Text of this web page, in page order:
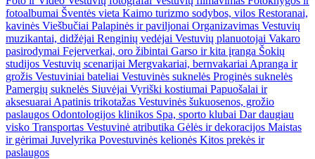
fotoalbumai Šventės vieta Kaimo turizmo sodybos, vilos Restoranai,
kavinės Viešbučiai Palapinės ir paviljonai Organizavimas Vestuvių
muzikantai, didžėjai Renginių vedėjai Vestuvių planuotojai Vakaro
pasirodymai Fejerverkai, oro žibintai Garso ir kita įranga Šokių
studijos Vestuvių scenarijai Mergvakariai, bernvakariai Apranga ir
grožis Vestuviniai bateliai Vestuvinės suknelės Proginės suknelės
Pamergių suknelės Siuvėjai Vyriški kostiumai Papuošalai ir
aksesuarai Apatinis trikotažas Vestuvinės šukuosenos, grožio
paslaugos Odontologijos klinikos Spa, sporto klubai Dar daugiau
visko Transportas Vestuvinė atributika Gėlės ir dekoracijos Maistas
ir gėrimai Juvelyrika Povestuvinės kelionės Kitos prekės ir
paslaugos